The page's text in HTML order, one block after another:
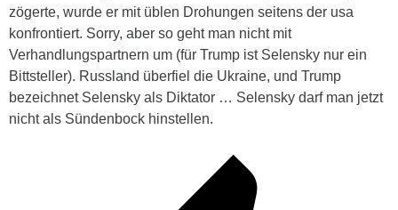
zögerte, wurde er mit üblen Drohungen seitens der usa
konfrontiert. Sorry, aber so geht man nicht mit
Verhandlungspartnern um (für Trump ist Selensky nur ein
Bittsteller). Russland überfiel die Ukraine, und Trump
bezeichnet Selensky als Diktator … Selensky darf man jetzt
nicht als Sündenbock hinstellen.